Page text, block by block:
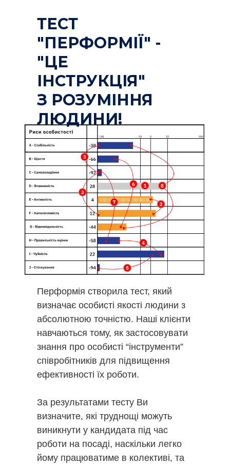
Перформія створила тест, який
визначає особисті якості людини з
абсолютною точністю. Наші клієнти
навчаються тому, як застосовувати
знання про особисті “інструменти”
співробітників для підвищення
ефективності їх роботи.
За результатами тесту Ви
визначите, які труднощі можуть
виникнути у кандидата під час
роботи на посаді, наскільки легко
йому працюватиме в колективі, та
ТЕСТ
"ПЕРФОРМІЇ" -
"ЦЕ
ІНСТРУКЦІЯ"
З РОЗУМІННЯ
ЛЮДИНИ!